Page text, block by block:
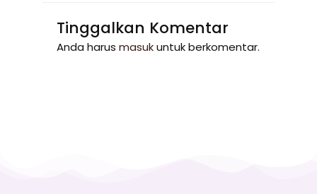
Tinggalkan Komentar
Anda harus masukuntuk berkomentar.